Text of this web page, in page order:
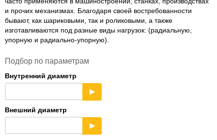
и прочих механизмах. Благодаря своей востребованности
бывают, как шариковыми, так и роликовыми, а также
изготавливаются под разные виды нагрузок: (радиальную,
упорную и радиально-упорную).
Подбор по параметрам
Внутренний диаметр
▶
Внешний диаметр
▶